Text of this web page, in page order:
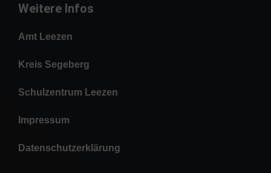
Weitere Infos
Amt Leezen
Kreis Segeberg
Schulzentrum Leezen
Impressum
Datenschutzerklärung